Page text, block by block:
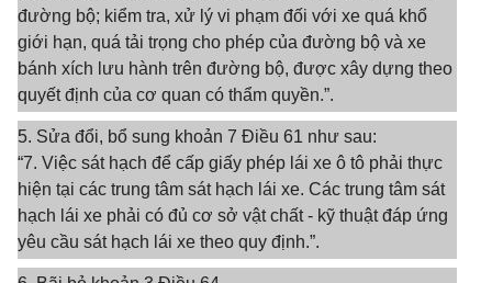
đường bộ; kiểm tra, xử lý vi phạm đối với xe quá khổ
giới hạn, quá tải trọng cho phép của đường bộ và xe
bánh xích lưu hành trên đường bộ, được xây dựng theo
quyết định của cơ quan có thẩm quyền.”.
5. Sửa đổi, bổ sung khoản 7 Điều 61 như sau:
“7. Việc sát hạch để cấp giấy phép lái xe ô tô phải thực
hiện tại các trung tâm sát hạch lái xe. Các trung tâm sát
hạch lái xe phải có đủ cơ sở vật chất - kỹ thuật đáp ứng
yêu cầu sát hạch lái xe theo quy định.”.